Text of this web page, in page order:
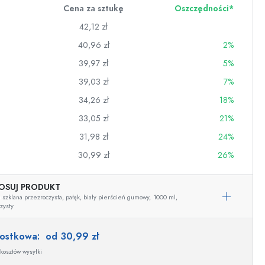
Cena za sztukę
Oszczędności*
42,12 zł
40,96 zł
2%
39,97 zł
5%
39,03 zł
7%
34,26 zł
18%
33,05 zł
21%
31,98 zł
24%
30,99 zł 26%
PRODUKT
szklana przezroczysta, pałąk, biały pierścień gumowy, 1000 ml,
od 30,99 zł
wysyłki